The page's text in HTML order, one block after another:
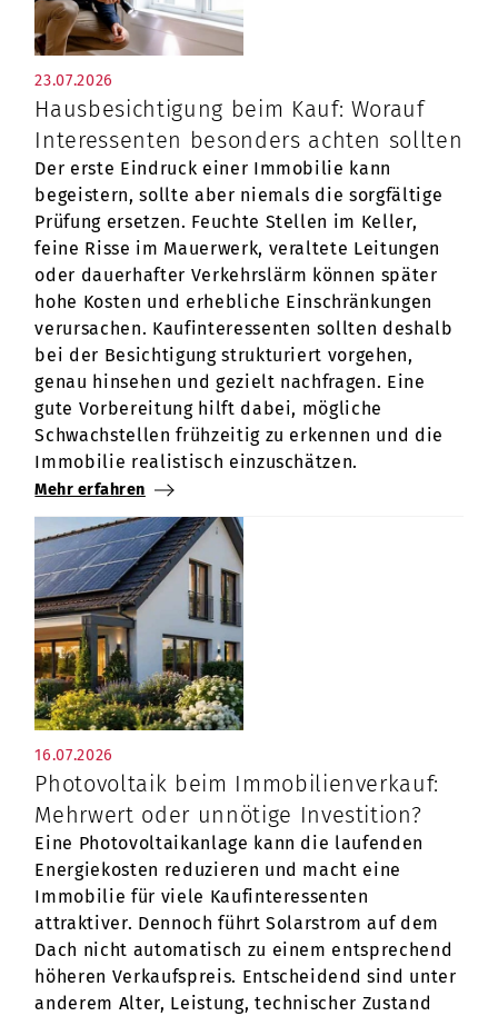
23.07.2026
Hausbesichtigung beim Kauf: Worauf
Interessenten besonders achten sollten
Der erste Eindruck einer Immobilie kann
begeistern, sollte aber niemals die sorgfältige
Prüfung ersetzen. Feuchte Stellen im Keller,
feine Risse im Mauerwerk, veraltete Leitungen
oder dauerhafter Verkehrslärm können später
hohe Kosten und erhebliche Einschränkungen
verursachen. Kaufinteressenten sollten deshalb
bei der Besichtigung strukturiert vorgehen,
genau hinsehen und gezielt nachfragen. Eine
gute Vorbereitung hilft dabei, mögliche
Schwachstellen frühzeitig zu erkennen und die
Immobilie realistisch einzuschätzen.
Mehr erfahren
16.07.2026
Photovoltaik beim Immobilienverkauf:
Mehrwert oder unnötige Investition?
Eine Photovoltaikanlage kann die laufenden
Energiekosten reduzieren und macht eine
Immobilie für viele Kaufinteressenten
attraktiver. Dennoch führt Solarstrom auf dem
Dach nicht automatisch zu einem entsprechend
höheren Verkaufspreis. Entscheidend sind unter
anderem Alter, Leistung, technischer Zustand